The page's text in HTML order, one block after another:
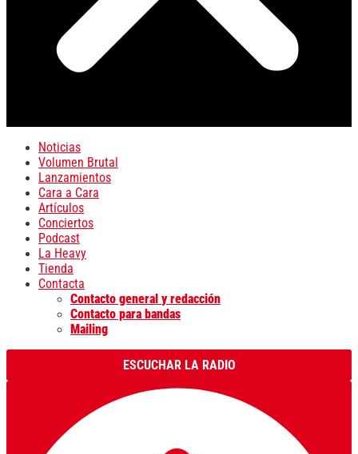
Noticias
Volumen Brutal
Lanzamientos
Cara a Cara
Artículos
Conciertos
Podcast
La Heavy
Tienda
Contacta
Contacto general y redacción
Contacto para bandas
Mailing
ESCUCHAR LA RADIO